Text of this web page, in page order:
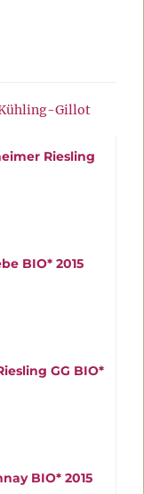
Gillot
Riesling
BIO* 2015
GG BIO*
BIO* 2015